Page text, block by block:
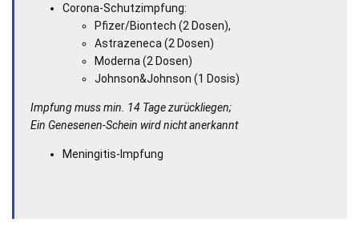
Corona-Schutzimpfung:
Pfizer/Biontech (2 Dosen),
Astrazeneca (2 Dosen)
Moderna (2 Dosen)
Johnson&Johnson (1 Dosis)
Impfung muss min. 14 Tage zurückliegen;
Ein Genesenen-Schein wird nicht anerkannt
Meningitis-Impfung